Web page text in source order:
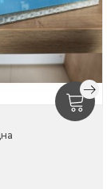
перепадов,
без швов и
Поэтому